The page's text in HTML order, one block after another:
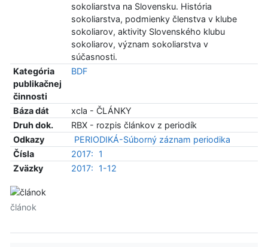
sokoliarstva na Slovensku. História
sokoliarstva, podmienky členstva v klube
sokoliarov, aktivity Slovenského klubu
sokoliarov, význam sokoliarstva v
súčasnosti.
Kategória
publikačnej
činnosti
BDF
Báza dát
xcla - ČLÁNKY
Druh dok.
RBX - rozpis článkov z periodík
Odkazy
PERIODIKÁ-Súborný záznam periodika
Čísla
2017:
1
Zväzky
2017: 1-12
článok